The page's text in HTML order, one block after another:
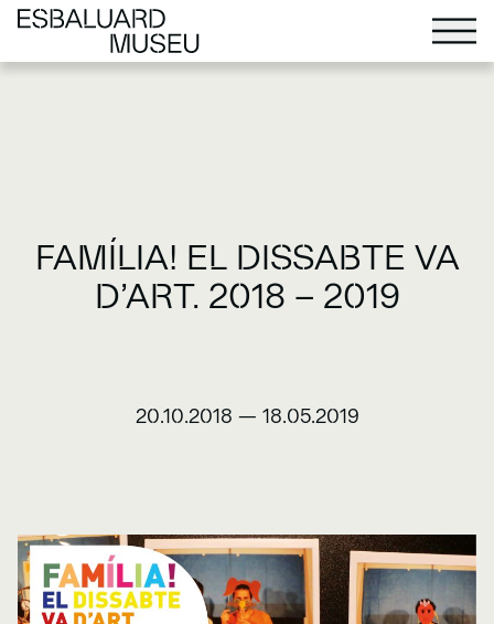
FAMÍLIA! EL DISSABTE VA
D’ART. 2018 – 2019
20.10.2018 — 18.05.2019